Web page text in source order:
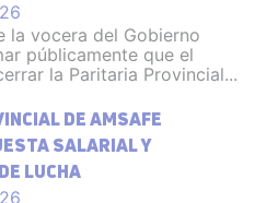
la vocera del Gobierno
públicamente que el
la Paritaria Provincial...
DE AMSAFE
SALARIAL Y
LUCHA